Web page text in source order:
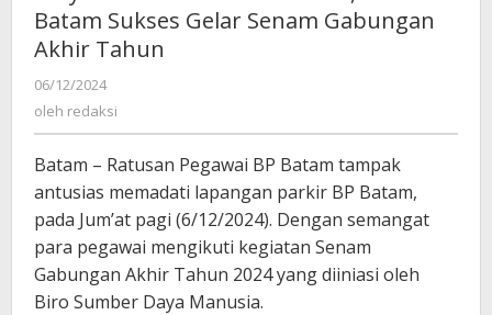
Batam
Sukses
Batam Sukses Gelar Senam Gabungan
Akhir Tahun
06/12/2024
redaksi
oleh redaksi
Batam – Ratusan Pegawai BP Batam tampak
antusias memadati lapangan parkir BP Batam,
pada Jum’at pagi (6/12/2024). Dengan semangat
para pegawai mengikuti kegiatan Senam
Gabungan Akhir Tahun 2024 yang diiniasi oleh
Biro Sumber Daya Manusia.